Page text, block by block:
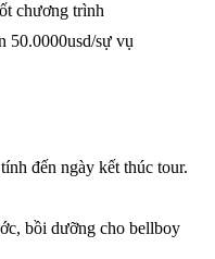
chương trình
50.0000usd/sự vụ
đến ngày kết thúc tour.
bồi dưỡng cho bellboy